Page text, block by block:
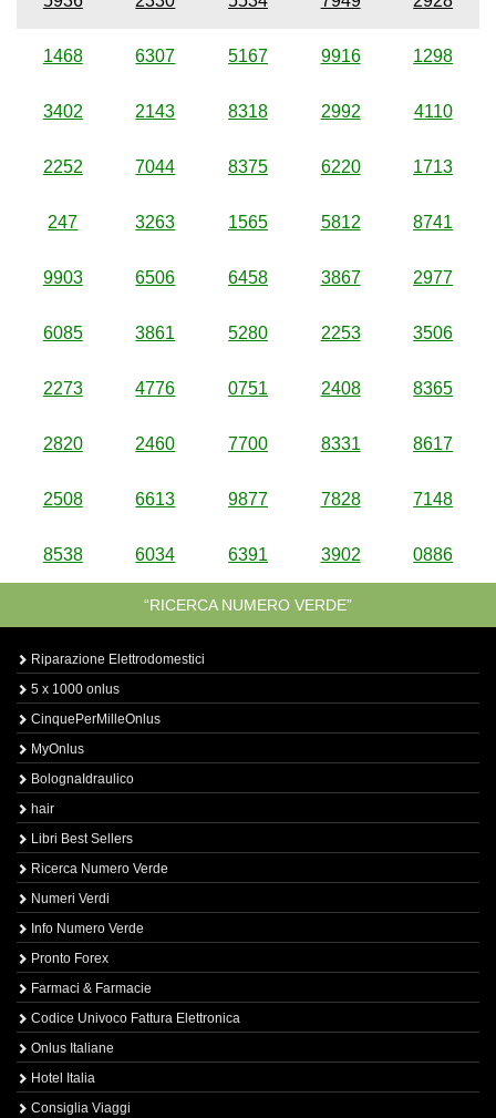
1468 6307 5167 9916 1298
3402 2143 8318 2992 4110
2252 7044 8375 6220 1713
247 3263 1565 5812 8741
9903 6506 6458 3867 2977
6085 3861 5280 2253 3506
2273 4776 0751 2408 8365
2820 2460 7700 8331 8617
2508 6613 9877 7828 7148
8538 6034 6391 3902 0886
“RICERCA NUMERO VERDE”
Riparazione Elettrodomestici
5 x 1000 onlus
CinquePerMilleOnlus
MyOnlus
BolognaIdraulico
hair
Libri Best Sellers
Ricerca Numero Verde
Numeri Verdi
Info Numero Verde
Pronto Forex
Farmaci & Farmacie
Codice Univoco Fattura Elettronica
Onlus Italiane
Hotel Italia
Consiglia Viaggi